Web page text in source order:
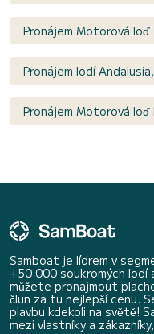
Pronájem Motorová
Pronájem lodí
Pronájem Motorová
Samboat je lídrem v
+50 000 soukromých
můžete pronajmout
člun za tu nejlepší cenu.
plavbu kdekoli na světě!
mezi vlastníky a